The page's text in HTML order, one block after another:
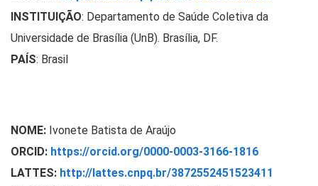
INSTITUIÇÃO: Departamento de Saúde Coletiva da
Universidade de Brasília (UnB). Brasília, DF.
PAÍS: Brasil
NOME: Ivonete Batista de Araújo
ORCID: https://orcid.org/0000-0003-3166-1816
LATTES: http://lattes.cnpq.br/3872552451523411